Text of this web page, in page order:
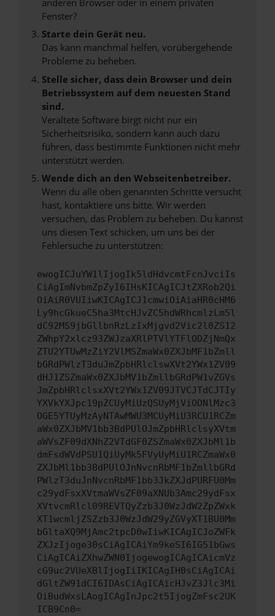
Fenster?
Starte dein Gerät neu.
Das kann manchmal helfen, vorübergehende
Probleme zu beheben.
Stelle sicher, dass dein Browser und dein
Betriebssystem auf dem neuesten Stand
sind.
Veraltete Software birgt nicht nur ein
Sicherheitsrisiko, sondern kann auch dazu
führen, dass bestimmte Funktionen nicht mehr
unterstützt werden.
Wende dich an den Webseitenbetreiber.
Wenn du alle oben genannten Schritte versucht
hast, kontaktiere uns bitte. Wir werden
versuchen, das Problem zu beheben. Du kannst
uns diesen Text schicken, um uns bei der
Fehlersuche zu unterstützen:
ewogICJuYW1lIjogIk5ldHdvcmtFcnJvciIs
CiAgImNvbmZpZyI6IHsKICAgICJtZXRob2Qi
OiAiR0VUIiwKICAgICJ1cmwiOiAiaHR0cHM6
Ly9hcGkueC5ha3MtcHJvZC5hdWRhcmlzLm5l
dC92MS9jbGllbnRzLzIxMjgvd2Vic2l0ZS12
ZWhpY2xlcz93ZWJzaXRlPTVlYTFlODZjNmQx
ZTU2YTUwMzZiY2VlMSZmaWx0ZXJbMF1bZmll
bGRdPWlzT3duJmZpbHRlclswXVt2YWx1ZV09
dHJ1ZSZmaWx0ZXJbMV1bZmllbGRdPW1vZGVs
JmZpbHRlclsxXVt2YWx1ZV09JTVCJTdCJTIy
YXVkYXJpc19pZCUyMiUzQSUyMjViODNlMzc3
OGE5YTUyMzAyNTAwMWU3MCUyMiU3RCU1RCZm
aWx0ZXJbMV1bb3BdPUlOJmZpbHRlclsyXVtm
aWVsZF09dXNhZ2VTdGF0ZSZmaWx0ZXJbMl1b
dmFsdWVdPSU1QiUyMk5FVyUyMiU1RCZmaWx0
ZXJbMl1bb3BdPUlOJnNvcnRbMF1bZmllbGRd
PWlzT3duJnNvcnRbMF1bb3JkZXJdPURFU0Mm
c29ydFsxXVtmaWVsZF09aXNUb3Amc29ydFsx
XVtvcmRlcl09REVTQyZzb3J0WzJdW2ZpZWxk
XT1wcmljZSZzb3J0WzJdW29yZGVyXT1BU0Mm
bGltaXQ9MjAmc2tpcD0wIiwKICAgICJoZWFk
ZXJzIjoge30sCiAgICAiYm9keSI6IG51bGws
CiAgICAiZXhwZWN0IjogewogICAgICAicmVz
cG9uc2VUeXBlIjogIiIKICAgIH0sCiAgICAi
dGltZW91dCI6IDAsCiAgICAicHJvZ3Jlc3Mi
OiBudWxsLAogICAgInJpc2t5IjogZmFsc2UK
ICB9Cn0=